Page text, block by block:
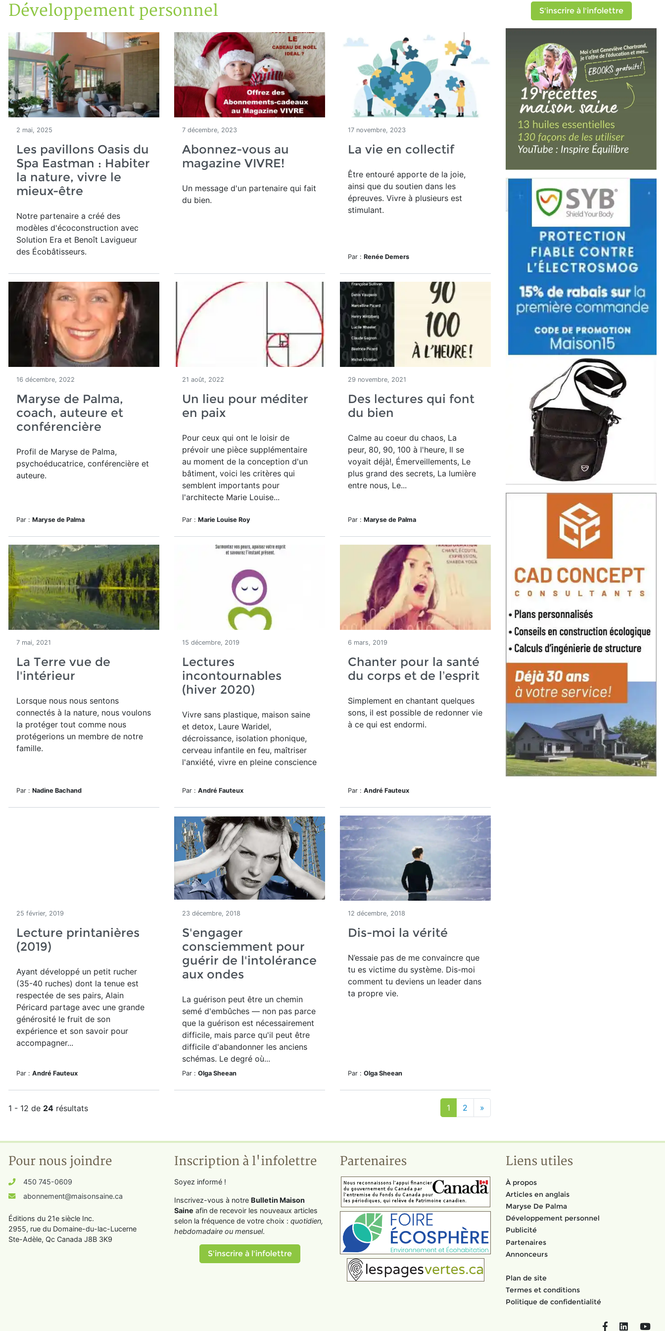
Accueil
Articles
Lectures
Développement personnel
Développement personnel
2 mai, 2025
Les pavillons Oasis du
Spa Eastman : Habiter
la nature, vivre le
mieux-être
Notre partenaire a créé des
modèles d'écoconstruction avec
Solution Era et Benoît Lavigueur
des Écobâtisseurs.
7 décembre, 2023
Abonnez-vous au
magazine VIVRE!
Un message d'un partenaire qui fait
du bien.
17 novembre, 2023
La vie en collectif
Être entouré apporte de la joie,
ainsi que du soutien dans les
épreuves. Vivre à plusieurs est
stimulant.
Par : Renée Demers
16 décembre, 2022
Maryse de Palma,
coach, auteure et
conférencière
Profil de Maryse de Palma,
psychoéducatrice, conférencière et
auteure.
Par : Maryse de Palma
21 août, 2022
Un lieu pour méditer
en paix
Pour ceux qui ont le loisir de
prévoir une pièce supplémentaire
au moment de la conception d'un
bâtiment, voici les critères qui
semblent importants pour
l'architecte Marie Louise...
Par : Marie Louise Roy
29 novembre, 2021
Des lectures qui font
du bien
Calme au coeur du chaos, La
peur, 80, 90, 100 à l'heure, Il se
voyait déjà!, Émerveillements, Le
plus grand des secrets, La lumière
entre nous, Le...
Par : Maryse de Palma
7 mai, 2021
La Terre vue de
l'intérieur
Lorsque nous nous sentons
connectés à la nature, nous voulons
la protéger tout comme nous
protégerions un membre de notre
famille.
Par : Nadine Bachand
15 décembre, 2019
Lectures
incontournables
(hiver 2020)
Vivre sans plastique, maison saine
et detox, Laure Waridel,
décroissance, isolation phonique,
cerveau infantile en feu, maîtriser
l'anxiété, vivre en pleine conscience
Par : André Fauteux
6 mars, 2019
Chanter pour la santé
du corps et de l’esprit
Simplement en chantant quelques
sons, il est possible de redonner vie
à ce qui est endormi.
Par : André Fauteux
25 février, 2019
Lecture printanières
(2019)
Ayant développé un petit rucher
(35-40 ruches) dont la tenue est
respectée de ses pairs, Alain
Péricard partage avec une grande
générosité le fruit de son
expérience et son savoir pour
accompagner...
Par : André Fauteux
23 décembre, 2018
S'engager
consciemment pour
guérir de l'intolérance
aux ondes
La guérison peut être un chemin
semé d'embûches — non pas parce
que la guérison est nécessairement
difficile, mais parce qu'il peut être
difficile d'abandonner les anciens
schémas. Le degré où...
Par : Olga Sheean
12 décembre, 2018
Dis-moi la vérité
N’essaie pas de me convaincre que
tu es victime du système. Dis-moi
comment tu deviens un leader dans
ta propre vie.
Par : Olga Sheean
1 - 12 de 24 résultats 1 2 »
S'inscrire à l'infolettre
Pour nous joindre
450 745-0609
abonnement@maisonsaine.ca
Éditions du 21e siècle Inc.
2955, rue du Domaine-du-lac-Lucerne
Ste-Adèle, Qc Canada J8B 3K9
Inscription à l'infolettre
Soyez informé !
Inscrivez-vous à notre Bulletin Maison
Saine afin de recevoir les nouveaux articles
selon la fréquence de votre choix : quotidien,
hebdomadaire ou mensuel.
S'inscrire à l'infolettre
Partenaires Liens utiles
À propos
Articles en anglais
Maryse De Palma
Développement personnel
Publicité
Partenaires
Annonceurs
Plan de site
Termes et conditions
Politique de confidentialité
FacebookLinkedIn